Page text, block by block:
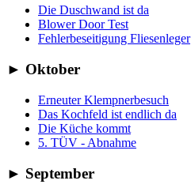
Die Duschwand ist da
Blower Door Test
Fehlerbeseitigung Fliesenleger
► Oktober
Erneuter Klempnerbesuch
Das Kochfeld ist endlich da
Die Küche kommt
5. TÜV - Abnahme
► September